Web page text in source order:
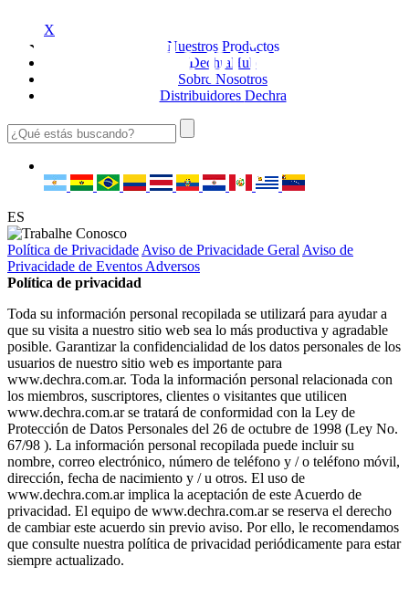
X
Nuestros Productos
DechraHub
Sobre Nosotros
Distribuidores Dechra
ES
Política de privacidad
Política de Privacidade Aviso de Privacidade Geral Aviso de
Privacidade de Eventos Adversos
Política de privacidad
Toda su información personal recopilada se utilizará para ayudar a
que su visita a nuestro sitio web sea lo más productiva y agradable
posible. Garantizar la confidencialidad de los datos personales de los
usuarios de nuestro sitio web es importante para
www.dechra.com.ar. Toda la información personal relacionada con
los miembros, suscriptores, clientes o visitantes que utilicen
www.dechra.com.ar se tratará de conformidad con la Ley de
Protección de Datos Personales del 26 de octubre de 1998 (Ley No.
67/98 ). La información personal recopilada puede incluir su
nombre, correo electrónico, número de teléfono y / o teléfono móvil,
dirección, fecha de nacimiento y / u otros. El uso de
www.dechra.com.ar implica la aceptación de este Acuerdo de
privacidad. El equipo de www.dechra.com.ar se reserva el derecho
de cambiar este acuerdo sin previo aviso. Por ello, le recomendamos
que consulte nuestra política de privacidad periódicamente para estar
siempre actualizado.